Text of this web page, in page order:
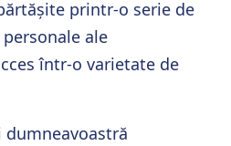
printr-o serie de
ale
într-o varietate de